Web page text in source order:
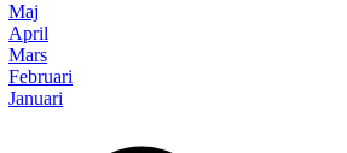
Maj
April
Mars
Februari
Januari